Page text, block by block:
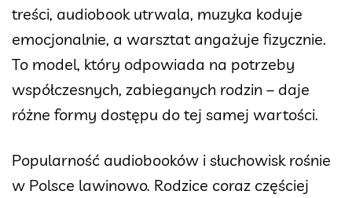
treści, audiobook utrwala, muzyka koduje
emocjonalnie, a warsztat angażuje fizycznie.
To model, który odpowiada na potrzeby
współczesnych, zabieganych rodzin – daje
różne formy dostępu do tej samej wartości.
Popularność audiobooków i słuchowisk rośnie
w Polsce lawinowo. Rodzice coraz częściej